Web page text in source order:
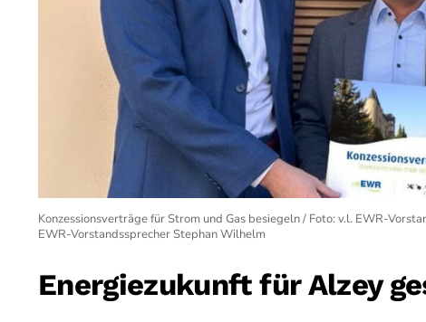
Konzessionsverträge für Strom und Gas besiegeln / Foto: v.l. EWR-
EWR-Vorstandssprecher Stephan Wilhelm
Energiezukunft für Alzey